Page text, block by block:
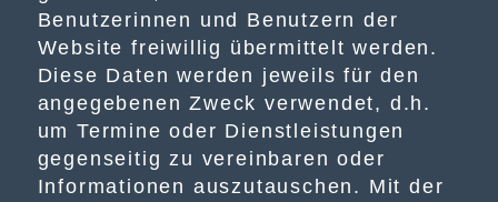
Benutzerinnen und Benutzern der
Website freiwillig übermittelt werden.
Diese Daten werden jeweils für den
angegebenen Zweck verwendet, d.h.
um Termine oder Dienstleistungen
gegenseitig zu vereinbaren oder
Informationen auszutauschen. Mit der